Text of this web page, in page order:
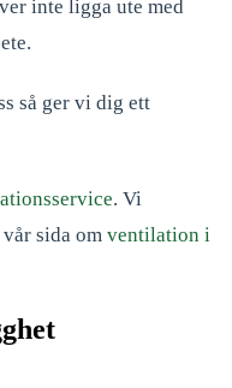
inte ligga ute med
så ger vi dig ett
. Vi
vår sida om ventilation i